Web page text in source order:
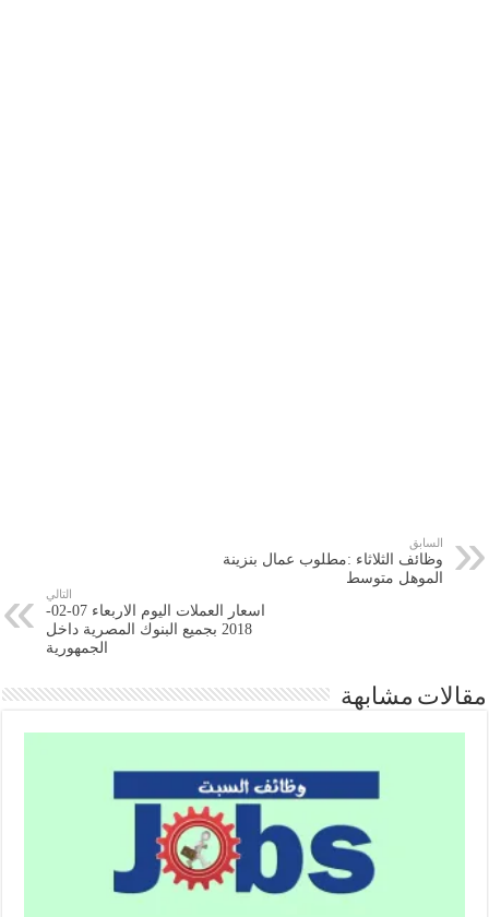
السابق
وظائف الثلاثاء :مطلوب عمال بنزينة
الموهل متوسط
التالي
اسعار العملات اليوم الاربعاء 07-02-
2018 بجميع البنوك المصرية داخل
الجمهورية
مقالات مشابهة